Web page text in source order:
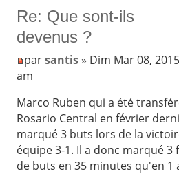
Re: Que sont-ils
devenus ?
parsantis» Dim Mar 08,
am
Marco Ruben qui a été
Rosario Central en février
marqué 3 buts lors de la
équipe 3-1. Il a donc marqué 3
de buts en 35 minutes qu'en 1